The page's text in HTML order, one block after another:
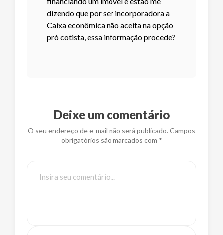
dizendo que por ser incorporadora a
Caixa econômica não aceita na opção
pró cotista, essa informação procede?
Deixe um comentário
O seu endereço de e-mail não será publicado. Campos
obrigatórios são marcados com *